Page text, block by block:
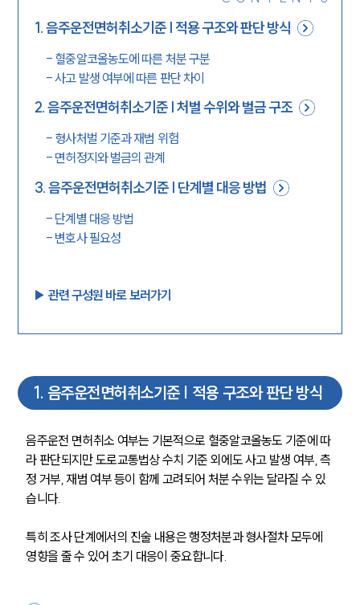
1.음주운전면허취소기준 | 적용 구조와 판단 방식
- 혈중알코올농도에 따른 처분 구분
-사고 발생 여부에 따른 판단 차이
2.음주운전면허취소기준 | 처벌 수위와 벌금 구조
- 형사처벌 기준과 재범 위험
- 면허정지와 벌금의 관계
3.음주운전면허취소기준 | 단계별 대응 방법
- 단계별 대응 방법
- 변호사 필요성
▶︎ 관련 구성원 바로 보러가기
1. 음주운전면허취소기준 | 적용 구조와 판단 방식
음주운전 면허취소 여부는 기본적으로 혈중알코올농도 기준에 따
라 판단되지만 도로교통법상 수치 기준 외에도 사고 발생 여부, 측
정 거부, 재범 여부 등이 함께 고려되어 처분 수위는 달라질 수 있
습니다.
특히 조사 단계에서의 진술 내용은 행정처분과 형사절차 모두에
영향을 줄 수 있어 초기 대응이 중요합니다.